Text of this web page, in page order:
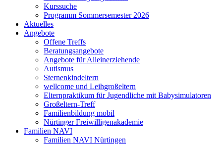
Kurssuche
Programm Sommersemester 2026
Aktuelles
Angebote
Offene Treffs
Beratungsangebote
Angebote für Alleinerziehende
Autismus
Sternenkindeltern
wellcome und Leihgroßeltern
Elternpraktikum für Jugendliche mit Babysimulatoren
Großeltern-Treff
Familienbildung mobil
Nürtinger Freiwilligenakademie
Familien NAVI
Familien NAVI Nürtingen